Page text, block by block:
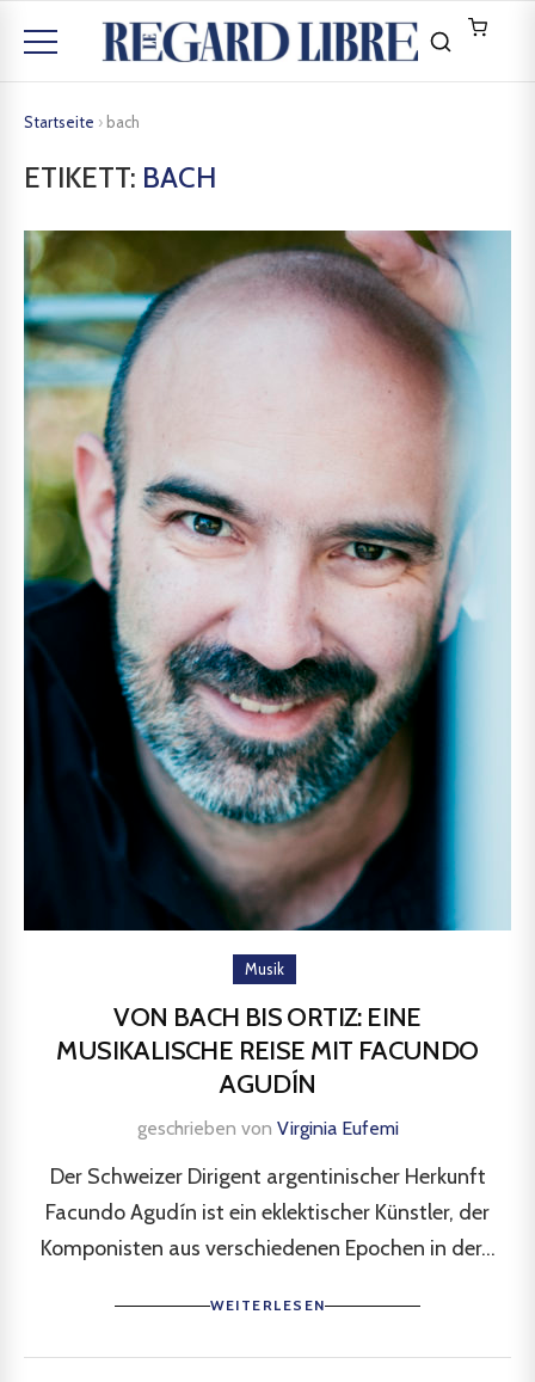
Startseite › bach
ETIKETT: BACH
Musik
VON BACH BIS ORTIZ: EINE
MUSIKALISCHE REISE MIT FACUNDO
AGUDÍN
geschrieben von Virginia Eufemi
Der Schweizer Dirigent argentinischer Herkunft
Facundo Agudín ist ein eklektischer Künstler, der
Komponisten aus verschiedenen Epochen in der...
WEITERLESEN